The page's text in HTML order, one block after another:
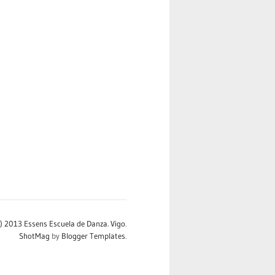
2013 Essens Escuela de Danza. Vigo.
ShotMag by Blogger Templates.